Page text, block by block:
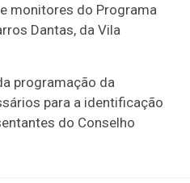
monitores do Programa
Dantas, da Vila
programação da
para a identificação
do Conselho